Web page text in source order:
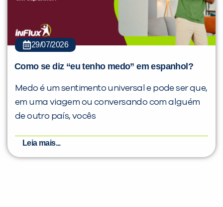
29/07/2026
Como se diz “eu tenho medo” em espanhol?
Medo é um sentimento universal e pode ser que,
em uma viagem ou conversando com alguém
de outro país, vocês
Leia mais...